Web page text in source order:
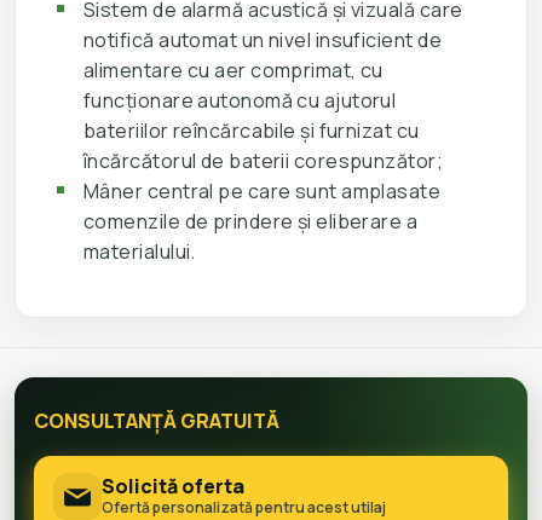
Sistem de alarmă acustică și vizuală care
notifică automat un nivel insuficient de
alimentare cu aer comprimat, cu
funcționare autonomă cu ajutorul
bateriilor reîncărcabile și furnizat cu
încărcătorul de baterii corespunzător;
Mâner central pe care sunt amplasate
comenzile de prindere și eliberare a
materialului.
CONSULTANȚĂ GRATUITĂ
Solicită oferta
Ofertă personalizată pentru acest utilaj